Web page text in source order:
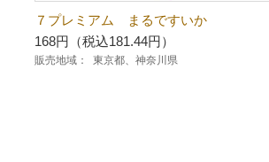
７プレミアム まるですいか
168円（税込181.44円）
販売地域： 東京都、神奈川県